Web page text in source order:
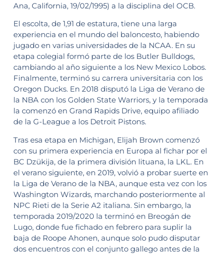
Ana, California, 19/02/1995) a la disciplina del OCB.
El escolta, de 1,91 de estatura, tiene una larga
experiencia en el mundo del baloncesto, habiendo
jugado en varias universidades de la NCAA. En su
etapa colegial formó parte de los Butler Bulldogs,
cambiando al año siguiente a los New Mexico Lobos.
Finalmente, terminó su carrera universitaria con los
Oregon Ducks. En 2018 disputó la Liga de Verano de
la NBA con los Golden State Warriors, y la temporada
la comenzó en Grand Rapids Drive, equipo afiliado
de la G-League a los Detroit Pistons.
Tras esa etapa en Michigan, Elijah Brown comenzó
con su primera experiencia en Europa al fichar por el
BC Dzükija, de la primera división lituana, la LKL. En
el verano siguiente, en 2019, volvió a probar suerte en
la Liga de Verano de la NBA, aunque esta vez con los
Washington Wizards, marchando posteriormente al
NPC Rieti de la Serie A2 italiana. Sin embargo, la
temporada 2019/2020 la terminó en Breogán de
Lugo, donde fue fichado en febrero para suplir la
baja de Roope Ahonen, aunque solo pudo disputar
dos encuentros con el conjunto gallego antes de la